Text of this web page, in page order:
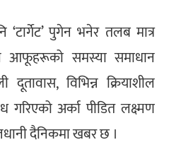
‘टार्गेट’ पुगेन भनेर तलब मात्र
आफूहरूको समस्या समाधान
दूतावास, विभिन्न क्रियाशील
अर्का पीडित लक्ष्मण
दैनिकमा खबर छ ।